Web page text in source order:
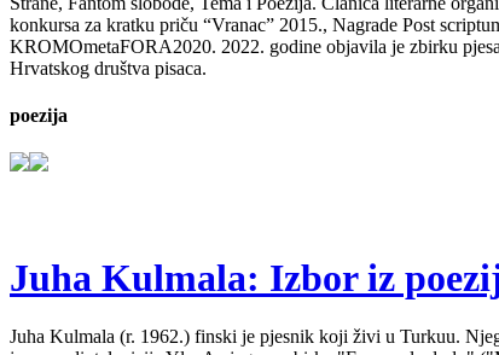
konkursa za kratku priču “Vranac” 2015., Nagrade Post
KROMOmetaFORA2020. 2022. godine objavila je zbirku
Hrvatskog društva pisaca.
poezija
Juha Kulmala: Izbor iz
Juha Kulmala (r. 1962.) finski je pjesnik koji živi u Turkuu.